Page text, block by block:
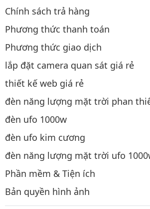
Chính sách trả hàng
Phương thức thanh toán
Phương thức giao dịch
lắp đặt camera quan sát giá rẻ
thiết kế web giá rẻ
đèn năng lượng mặt trời phan
đèn ufo 1000w
đèn ufo kim cương
đèn năng lượng mặt trời ufo
Phần mềm & Tiện ích
Bản quyền hình ảnh